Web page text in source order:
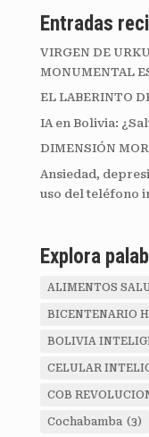
Entradas
VIRGEN DE
MONUMENTAL
EL LABERINTO
IA en Bolivia:
DIMENSIÓN
Ansiedad,
uso del teléfono
Explora
ALIMENTOS
BICENTENARIO
BOLIVIA
CELULAR
COB
Cochabamba (3)